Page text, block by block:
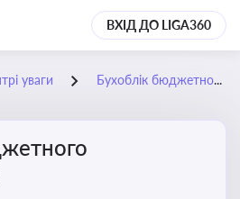
ВХІД ДО LIGA360
уваги Бухоблік бюджетного фінансування